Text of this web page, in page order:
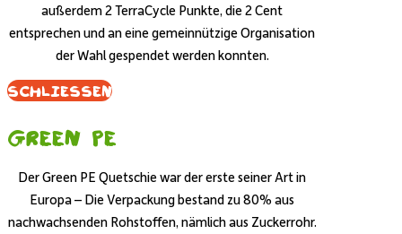
außerdem 2 TerraCycle Punkte, die 2 Cent
entsprechen und an eine gemeinnützige Organisation
der Wahl gespendet werden konnten.
Schliessen
Green PE
Der Green PE Quetschie war der erste seiner Art in
Europa – Die Verpackung bestand zu 80% aus
nachwachsenden Rohstoffen, nämlich aus Zuckerrohr.